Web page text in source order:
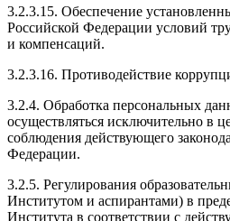
3.2.3.15. Обеспечение
Российской Федерации условий
и компенсаций.
3.2.3.16. Противодействие
3.2.4. Обработка персональных
осуществляться исключительно в
соблюдения действующего
Федерации.
3.2.5. Регулирования
Институтом и аспирантами) в
Института в соответствии с